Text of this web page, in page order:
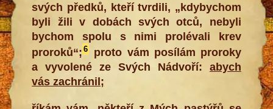
svých předků, kteří tvrdili, „kdybychom
byli žili v dobách svých otců, nebyli
bychom spolu s nimi prolévali krev
proroků“;6
proto vám posílám proroky
a vyvolené ze Svých Nádvoří: abych
vás zachránil;